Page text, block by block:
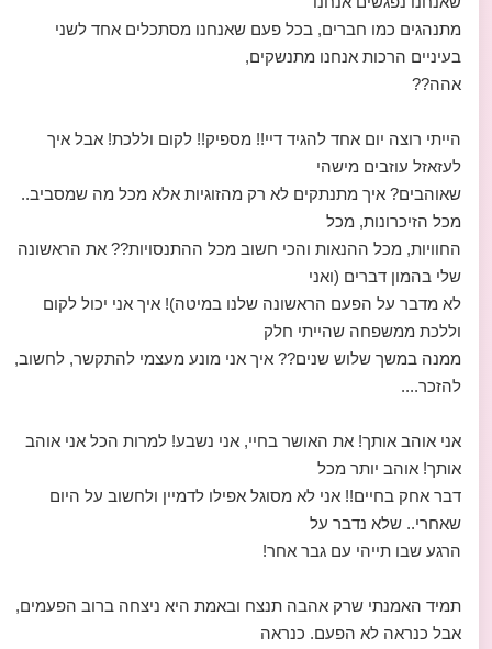
מתנהגים כמו חברים, בכל פעם שאנחנו מסתכלים אחד לשני
בעיניים הרכות אנחנו מתנשקים,
אהה??
הייתי רוצה יום אחד להגיד דיי!! מספיק!! לקום וללכת! אבל איך
לעזאזל עוזבים מישהי
שאוהבים? איך מתנתקים לא רק מהזוגיות אלא מכל מה שמסביב..
מכל הזיכרונות, מכל
החוויות, מכל ההנאות והכי חשוב מכל ההתנסויות?? את הראשונה
שלי בהמון דברים (ואני
לא מדבר על הפעם הראשונה שלנו במיטה)! איך אני יכול לקום
וללכת ממשפחה שהייתי חלק
ממנה במשך שלוש שנים?? איך אני מונע מעצמי להתקשר, לחשוב,
להזכר....
אני אוהב אותך! את האושר בחיי, אני נשבע! למרות הכל אני אוהב
אותך! אוהב יותר מכל
דבר אחק בחיים!! אני לא מסוגל אפילו לדמיין ולחשוב על היום
שאחרי.. שלא נדבר על
הרגע שבו תייהי עם גבר אחר!
תמיד האמנתי שרק אהבה תנצח ובאמת היא ניצחה ברוב הפעמים,
אבל כנראה לא הפעם. כנראה